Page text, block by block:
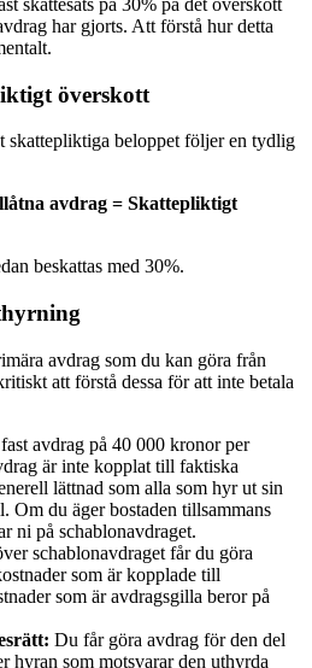
skattesats på 30% på det överskott
har gjorts. Att förstå hur detta
överskott
skattepliktiga beloppet följer en tydlig
avdrag = Skattepliktigt
beskattas med 30%.
avdrag som du kan göra från
att förstå dessa för att inte betala
avdrag på 40 000 kronor per
är inte kopplat till faktiska
lättnad som alla som hyr ut sin
Om du äger bostaden tillsammans
ni på schablonavdraget.
schablonavdraget får du göra
som är kopplade till
som är avdragsgilla beror på
Du får göra avdrag för den del
hyran som motsvarar den uthyrda